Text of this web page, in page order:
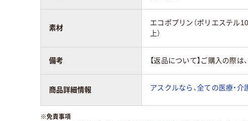
素材
エコポプリン（ポリエステル
上）
備考 【返品について】ご購入の際は
商品詳細情報 アスクルなら、全ての医療・
※免責事項